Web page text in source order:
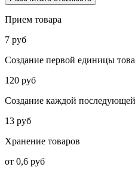
Прием товара
7 руб
Создание первой единицы
120 руб
Создание каждой
13 руб
Хранение товаров
от 0,6 руб